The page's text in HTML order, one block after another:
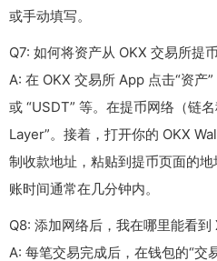
或手动填写。
Q7: 如何将资产从 OKX 交易所提
A: 在 OKX 交易所 App 点击“资产
或 “USDT” 等。在提币网络（链
Layer”。接着，打开你的 OKX
制收款地址，粘贴到提币页面的
账时间通常在几分钟内。
Q8: 添加网络后，我在哪里能看到
A: 每笔交易完成后，在钱包的“交